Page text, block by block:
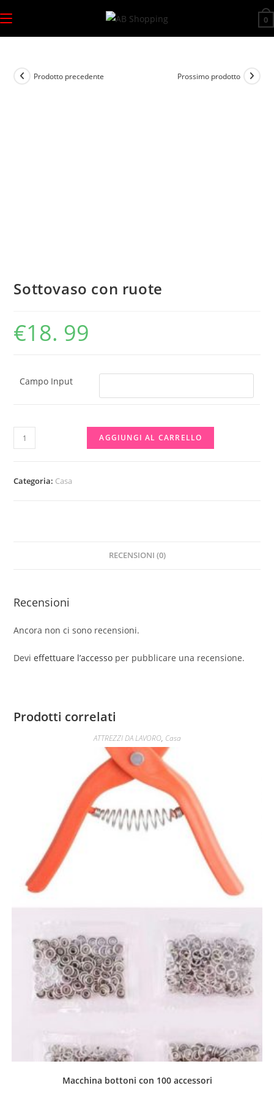
al
contenuto
0
Prodotto precedente Prossimo prodotto
Sottovaso con ruote
€18. 99
Campo Input
Sottovaso
con
quantità
AGGIUNGI AL CARRELLO
Categoria: Casa
RECENSIONI (0)
Recensioni
Ancora non ci sono recensioni.
Devieffettuare l’accesso per pubblicare una recensione.
Prodotti correlati
ATTREZZI DA LAVORO, Casa
Macchina bottoni con 100 accessori